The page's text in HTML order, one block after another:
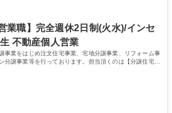
業職】完全週休2日制(火水)/インセ
不動産個人営業
事業をはじめ注文住宅事業、宅地分譲事業、リフォーム事
分譲事業等を行っております。担当頂くのは【分譲住宅の